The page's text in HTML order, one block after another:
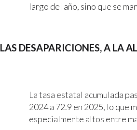
largo del año, sino que se
LAS DESAPARICIONES, A LA
La tasa estatal acumulada
2024 a 72.9 en 2025, lo que
especialmente altos entre